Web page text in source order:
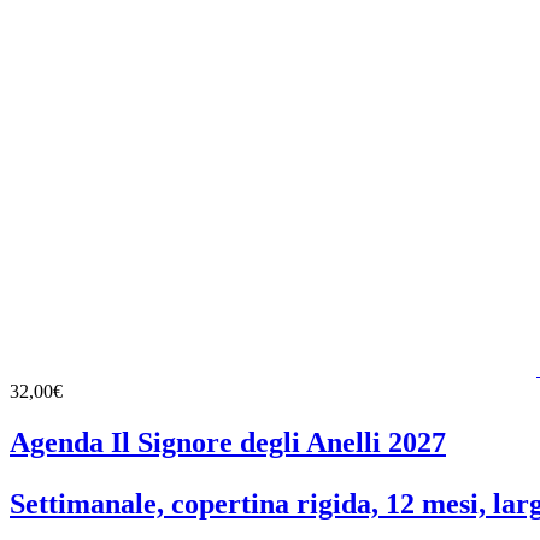
32,00€
Agenda Il Signore degli Anelli 2027
Settimanale, copertina rigida, 12 mesi,